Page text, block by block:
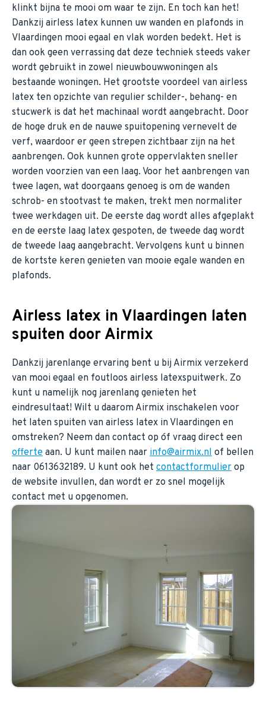
klinkt bijna te mooi om waar te zijn. En toch kan het!
Dankzij airless latex kunnen uw wanden en plafonds in
Vlaardingen mooi egaal en vlak worden bedekt. Het is
dan ook geen verrassing dat deze techniek steeds vaker
wordt gebruikt in zowel nieuwbouwwoningen als
bestaande woningen. Het grootste voordeel van airless
latex ten opzichte van regulier schilder-, behang- en
stucwerk is dat het machinaal wordt aangebracht. Door
de hoge druk en de nauwe spuitopening vernevelt de
verf, waardoor er geen strepen zichtbaar zijn na het
aanbrengen. Ook kunnen grote oppervlakten sneller
worden voorzien van een laag. Voor het aanbrengen van
twee lagen, wat doorgaans genoeg is om de wanden
schrob- en stootvast te maken, trekt men normaliter
twee werkdagen uit. De eerste dag wordt alles afgeplakt
en de eerste laag latex gespoten, de tweede dag wordt
de tweede laag aangebracht. Vervolgens kunt u binnen
de kortste keren genieten van mooie egale wanden en
plafonds.
Airless latex in Vlaardingen laten
spuiten door Airmix
Dankzij jarenlange ervaring bent u bij Airmix verzekerd
van mooi egaal en foutloos airless latexspuitwerk. Zo
kunt u namelijk nog jarenlang genieten het
eindresultaat! Wilt u daarom Airmix inschakelen voor
het laten spuiten van airless latex in Vlaardingen en
omstreken? Neem dan contact op óf vraag direct een
offerte aan. U kunt mailen naar info@airmix.nl of bellen
naar 0613632189. U kunt ook het contactformulier op
de website invullen, dan wordt er zo snel mogelijk
contact met u opgenomen.